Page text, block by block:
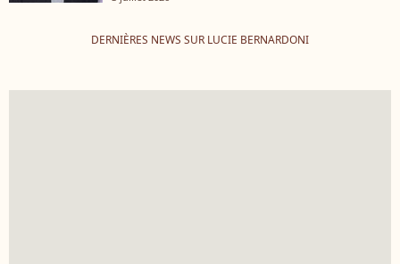
DERNIÈRES NEWS SUR LUCIE BERNARDONI